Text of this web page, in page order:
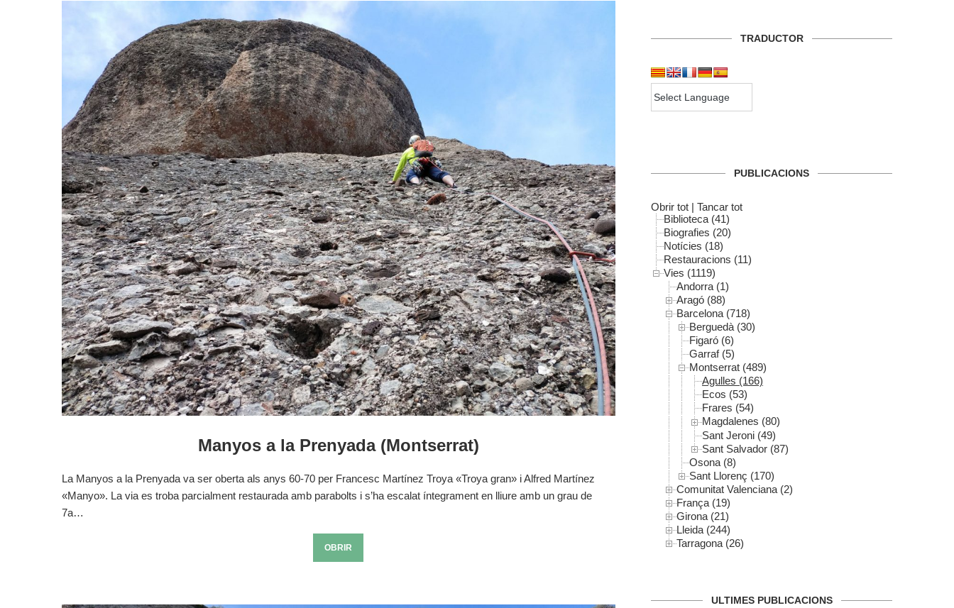
Manyos a la Prenyada (Montserrat)
La Manyos a la Prenyada va ser oberta als anys 60-70 per Francesc Martínez Troya «Troya gran» i Alfred Martínez
«Manyo». La via es troba parcialment restaurada amb parabolts i s’ha escalat íntegrament en lliure amb un grau de
7a…
OBRIR
TRADUCTOR
PUBLICACIONS
Obrir tot | Tancar tot
Biblioteca (41)
Biografies (20)
Notícies (18)
Restauracions (11)
Vies (1119)
Andorra (1)
Aragó (88)
Barcelona (718)
Berguedà (30)
Figaró (6)
Garraf (5)
Montserrat (489)
Agulles (166)
Ecos (53)
Frares (54)
Magdalenes (80)
Sant Jeroni (49)
Sant Salvador (87)
Osona (8)
Sant Llorenç (170)
Comunitat Valenciana (2)
França (19)
Girona (21)
Lleida (244)
Tarragona (26)
ULTIMES PUBLICACIONS